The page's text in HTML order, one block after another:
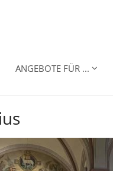
ANGEBOTE FÜR ...